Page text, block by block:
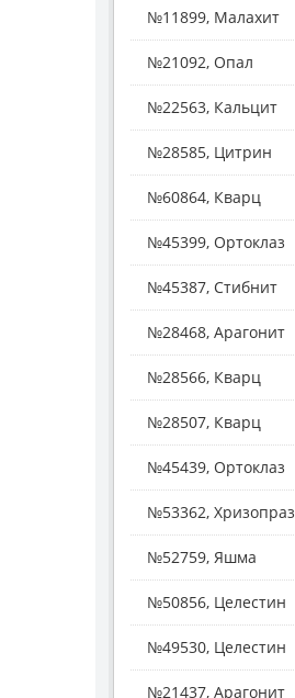
№11899, Малахит
№21092, Опал
№22563, Кальцит
№28585, Цитрин
№60864, Кварц
№45399, Ортоклаз
№45387, Стибнит
№28468, Арагонит
№28566, Кварц
№28507, Кварц
№45439, Ортоклаз
№53362, Хризопраз
№52759, Яшма
№50856, Целестин
№49530, Целестин
№21437, Арагонит